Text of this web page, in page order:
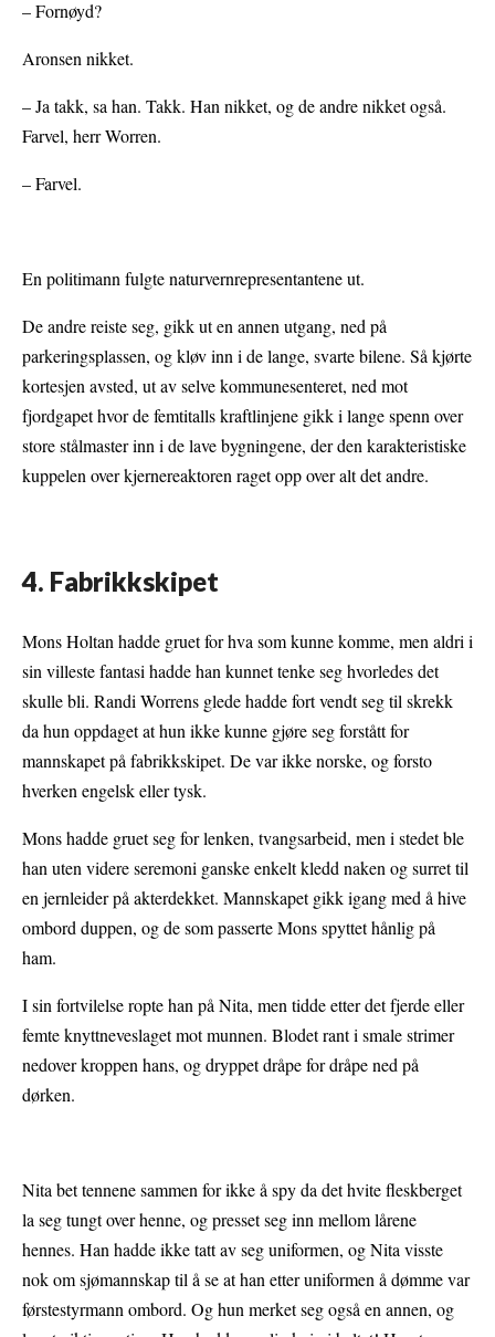
– Fornøyd?
Aronsen nikket.
– Ja takk, sa han. Takk. Han nikket, og de andre nikket også.
Farvel, herr Worren.
– Farvel.
En politimann fulgte naturvernrepresentantene ut.
De andre reiste seg, gikk ut en annen utgang, ned på
parkeringsplassen, og kløv inn i de lange, svarte bilene. Så kjørte
kortesjen avsted, ut av selve kommunesenteret, ned mot
fjordgapet hvor de femtitalls kraftlinjene gikk i lange spenn over
store stålmaster inn i de lave bygningene, der den karakteristiske
kuppelen over kjernereaktoren raget opp over alt det andre.
4. Fabrikkskipet
Mons Holtan hadde gruet for hva som kunne komme, men aldri i
sin villeste fantasi hadde han kunnet tenke seg hvorledes det
skulle bli. Randi Worrens glede hadde fort vendt seg til skrekk
da hun oppdaget at hun ikke kunne gjøre seg forstått for
mannskapet på fabrikkskipet. De var ikke norske, og forsto
hverken engelsk eller tysk.
Mons hadde gruet seg for lenken, tvangsarbeid, men i stedet ble
han uten videre seremoni ganske enkelt kledd naken og surret til
en jernleider på akterdekket. Mannskapet gikk igang med å hive
ombord duppen, og de som passerte Mons spyttet hånlig på
ham.
I sin fortvilelse ropte han på Nita, men tidde etter det fjerde eller
femte knyttneveslaget mot munnen. Blodet rant i smale strimer
nedover kroppen hans, og dryppet dråpe for dråpe ned på
dørken.
Nita bet tennene sammen for ikke å spy da det hvite fleskberget
la seg tungt over henne, og presset seg inn mellom lårene
hennes. Han hadde ikke tatt av seg uniformen, og Nita visste
nok om sjømannskap til å se at han etter uniformen å dømme var
førstestyrmann ombord. Og hun merket seg også en annen, og